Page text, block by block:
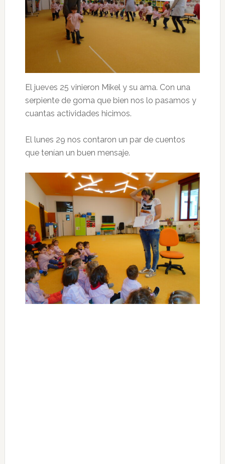
El jueves 25 vinieron Mikel y su ama. Con una
serpiente de goma que bien nos lo pasamos y
cuantas actividades hicimos.
El lunes 29 nos contaron un par de cuentos
que tenían un buen mensaje.